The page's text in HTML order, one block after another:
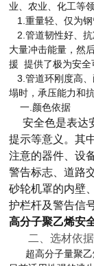
业、农业、化工等
1.重量轻、仅为钢
2.管道韧性好、抗
大量冲击能量，然
援 提供了极为安全
3.管道环刚度高
塌时，承压能力和
一.颜色依据
安全色是表达
提示等意义。其
注意的器件、设
警告标志、道路
砂轮机罩的内壁
护栏杆及警告信
高分子聚乙烯安
二、选材依据
超高分子量聚